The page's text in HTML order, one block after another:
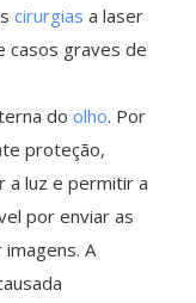
cirurgias a laser
casos graves de
do olho. Por
proteção,
a luz e permitir a
por enviar as
A